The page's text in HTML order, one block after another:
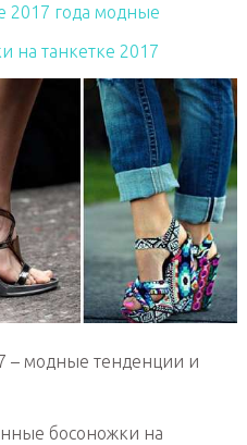
2017 года модные
на танкетке 2017
– модные тенденции и
босоножки на